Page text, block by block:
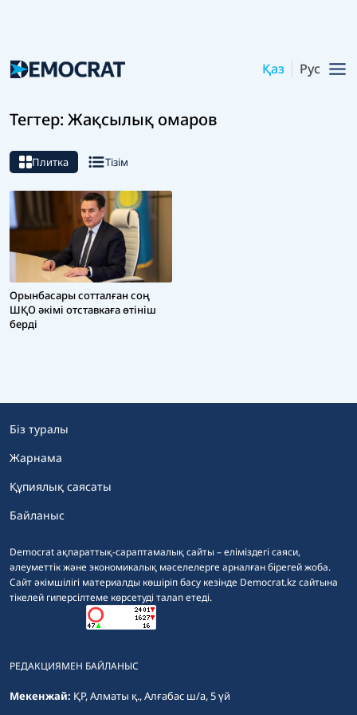
Қаз Рус
Тегтер: Жақсылық омаров
Плитка Тізім
Орынбасары сотталған соң
ШҚО әкімі отставкаға өтініш
берді
Democrat ақпараттық-сараптамалық сайты – еліміздегі саяси,
әлеуметтік және экономикалық мәселелерге арналған бірегей жоба.
Сайт әкімшілігі материалды көшіріп басу кезінде Democrat.kz сайтына
тікелей гиперсілтеме көрсетуді талап етеді.
Біз туралы
Жарнама
Құпиялық саясаты
Байланыс
РЕДАКЦИЯМЕН БАЙЛАНЫС
Мекенжай: ҚР, Алматы қ., Алғабас ш/а, 5 үй